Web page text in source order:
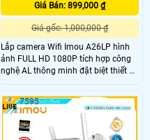
Giá Bán: 899,000 ₫
Giá gốc: 1,000,000 ₫
Lắp camera Wifi Imou A26LP hình
ảnh FULL HD 1080P tích hợp công
nghệ AL thông minh đặt biệt thiết kế
khác biệt nhỏ gọn và tinh tế phù
hợp lắp camera wifi văn phòng gia
đình mỹ thuật cao. Camera Wifi
Imou A26LP tích hợp công nghệ
tracking bắt hình theo chuyển động
7595